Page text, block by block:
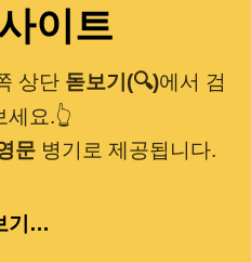
이트
상단 돋보기(🔍)에서 검
세요.👆
문 병기로 제공됩니다.
기…